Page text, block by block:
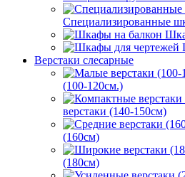
Специализированные
Верстаки слесарные
(100-120см.)
верстаки (140-150см)
(160см)
(180см)